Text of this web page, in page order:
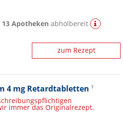
13 Apotheken abholbereit
zum Rezept
4 mg Retardtabletten 1
immer das Originalrezept.